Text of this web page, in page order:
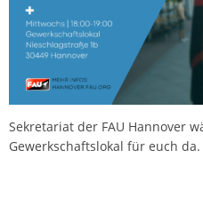
Sekretariat der FAU Hannover
Gewerkschaftslokal für euch da.